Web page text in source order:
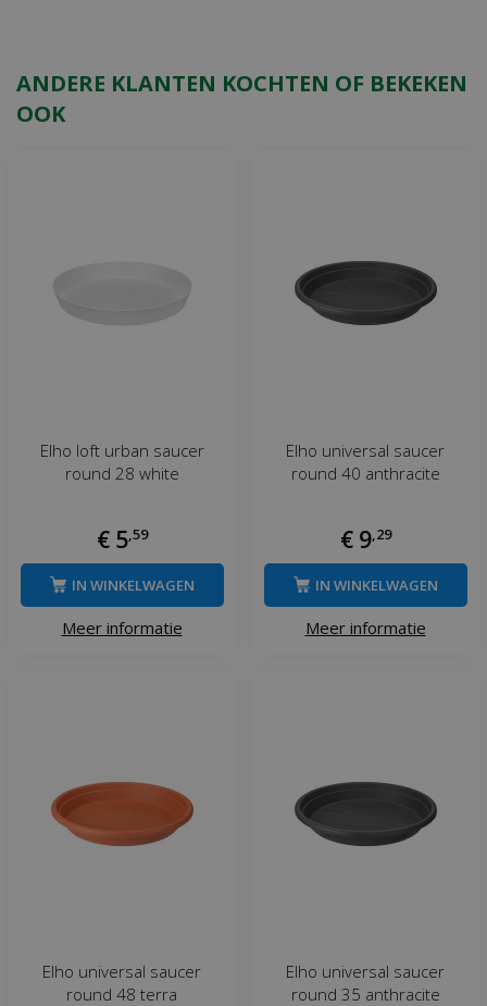
ANDERE KLANTEN KOCHTEN OF BEKEKEN
OOK
Elho loft urban saucer
round 28 white
€ 5 59
Meer informatie
IN WINKELWAGEN
Elho universal saucer
round 40 anthracite
€ 9, 29
Meer informatie
IN WINKELWAGEN
Elho universal saucer
round 48 terra
Elho universal saucer
round 35 anthracite